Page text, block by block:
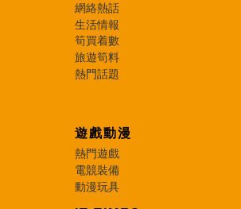
網絡熱話
生活情報
筍買着數
旅遊筍料
熱門話題
遊戲動漫
熱門遊戲
電競裝備
動漫玩具